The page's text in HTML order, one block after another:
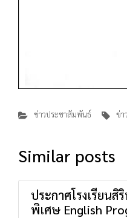
ข่าวประชาสัมพันธ์ ข่า
Similar posts
ประกาศโรงเรียนสิ
พิเศษ English